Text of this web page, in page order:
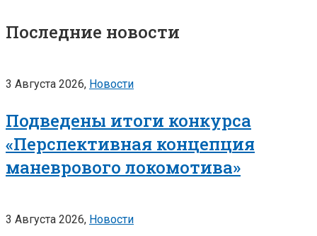
Последние новости
3 Августа 2026, Новости
Подведены итоги конкурса
«Перспективная концепция
маневрового локомотива»
3 Августа 2026, Новости